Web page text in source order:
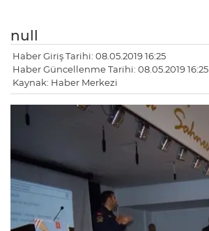
null
Haber Giriş Tarihi: 08.05.2019 16:25
Haber Güncellenme Tarihi: 08.05.2019 16:25
Kaynak: Haber Merkezi